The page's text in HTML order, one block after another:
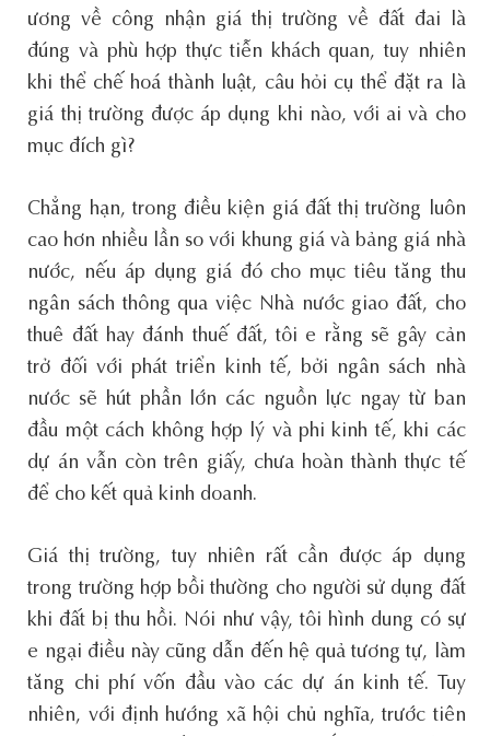
ương về công nhận giá thị trường về đất đai là
đúng và phù hợp thực tiễn khách quan, tuy nhiên
khi thể chế hoá thành luật, câu hỏi cụ thể đặt ra là
giá thị trường được áp dụng khi nào, với ai và cho
mục đích gì?
Chẳng hạn, trong điều kiện giá đất thị trường luôn
cao hơn nhiều lần so với khung giá và bảng giá nhà
nước, nếu áp dụng giá đó cho mục tiêu tăng thu
ngân sách thông qua việc Nhà nước giao đất, cho
thuê đất hay đánh thuế đất, tôi e rằng sẽ gây cản
trở đối với phát triển kinh tế, bởi ngân sách nhà
nước sẽ hút phần lớn các nguồn lực ngay từ ban
đầu một cách không hợp lý và phi kinh tế, khi các
dự án vẫn còn trên giấy, chưa hoàn thành thực tế
để cho kết quả kinh doanh.
Giá thị trường, tuy nhiên rất cần được áp dụng
trong trường hợp bồi thường cho người sử dụng đất
khi đất bị thu hồi. Nói như vậy, tôi hình dung có sự
e ngại điều này cũng dẫn đến hệ quả tương tự, làm
tăng chi phí vốn đầu vào các dự án kinh tế. Tuy
nhiên, với định hướng xã hội chủ nghĩa, trước tiên